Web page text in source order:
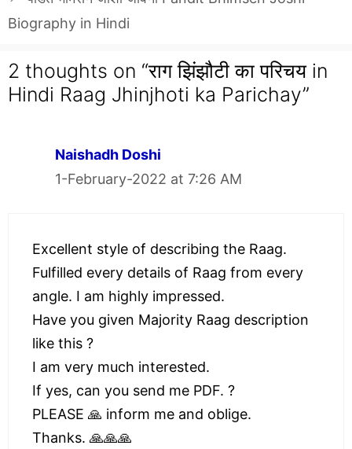
Biography in Hindi
2 thoughts on “राग झिंझौटी का परिचय in
Hindi Raag Jhinjhoti ka Parichay”
Naishadh Doshi
1-February-2022 at 7:26 AM
Excellent style of describing the Raag.
Fulfilled every details of Raag from every
angle. I am highly impressed.
Have you given Majority Raag description
like this ?
I am very much interested.
If yes, can you send me PDF. ?
PLEASE 🙏 inform me and oblige.
Thanks. 🙏🙏🙏